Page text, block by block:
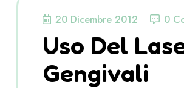
20 Dicembre 2012 0
Uso Del
Gengivali